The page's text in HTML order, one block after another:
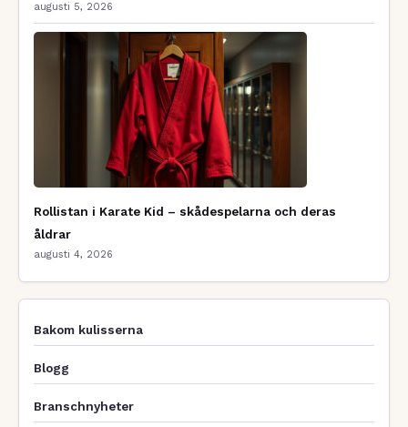
augusti 5, 2026
Rollistan i Karate Kid – skådespelarna och deras
åldrar
augusti 4, 2026
Bakom kulisserna
Blogg
Branschnyheter